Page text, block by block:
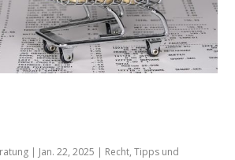
Werbungskosten oder
den Urlaub: Wann
| Jan. 22, 2025 | Recht,Tipps und